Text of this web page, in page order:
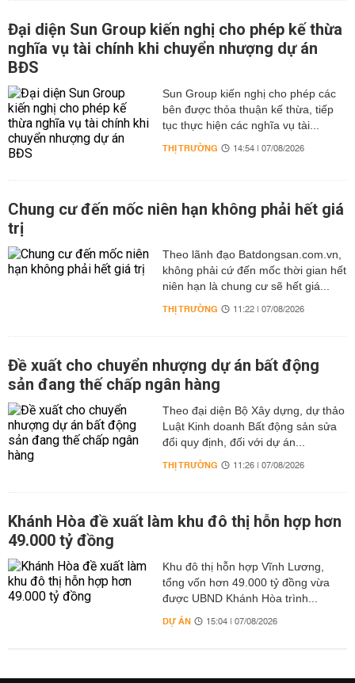
Đại diện Sun Group kiến nghị cho phép kế thừa
nghĩa vụ tài chính khi chuyển nhượng dự án
BĐS
Sun Group kiến nghị cho phép các
bên được thỏa thuận kế thừa, tiếp
tục thực hiện các nghĩa vụ tài...
THỊ TRƯỜNG 14:54 | 07/08/2026
Chung cư đến mốc niên hạn không phải hết giá
trị
Theo lãnh đạo Batdongsan.com.vn,
không phải cứ đến mốc thời gian hết
niên hạn là chung cư sẽ hết giá...
THỊ TRƯỜNG 11:22 | 07/08/2026
Đề xuất cho chuyển nhượng dự án bất động
sản đang thế chấp ngân hàng
Theo đại diện Bộ Xây dựng, dự thảo
Luật Kinh doanh Bất động sản sửa
đổi quy định, đối với dự án...
THỊ TRƯỜNG 11:26 | 07/08/2026
Khánh Hòa đề xuất làm khu đô thị hỗn hợp hơn
49.000 tỷ đồng
Khu đô thị hỗn hợp Vĩnh Lương,
tổng vốn hơn 49.000 tỷ đồng vừa
được UBND Khánh Hòa trình...
DỰ ÁN 15:04 | 07/08/2026